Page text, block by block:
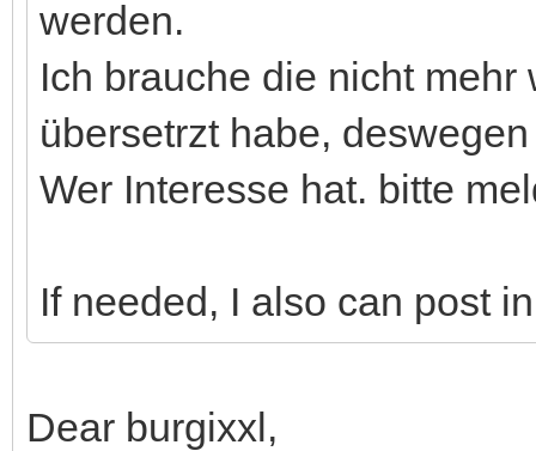
werden.
Ich brauche die nicht
übersetrzt habe,
Wer Interesse hat. bitte
If needed, I also can post
Dear burgixxl,